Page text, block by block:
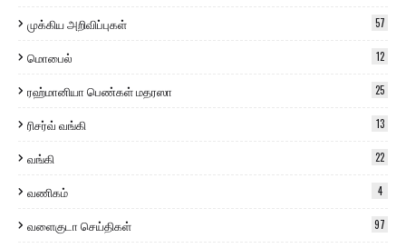
முக்கிய அறிவிப்புகள் 57
மொபைல் 12
ரஹ்மானியா பெண்கள் மதரஸா 25
ரிசர்வ் வங்கி 13
வங்கி 22
வணிகம் 4
வளைகுடா செய்திகள் 97